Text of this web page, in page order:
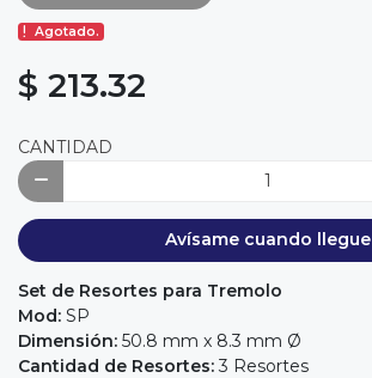
Agotado.
$ 213.32
CANTIDAD
Avísame cuando llegue
Set de Resortes para Tremolo
Mod: SP
Dimensión: 50.8 mm x 8.3 mm Ø
Cantidad de Resortes:3 Resortes